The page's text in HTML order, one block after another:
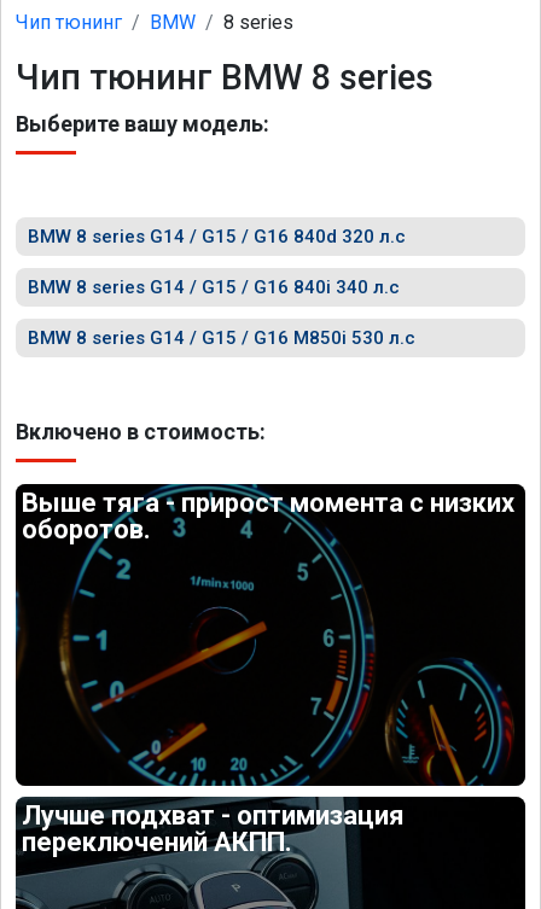
Чип тюнинг BMW 8 series
Чип тюнинг BMW 8 series
Выберите вашу модель:
BMW 8 series G14 / G15 / G16 840d 320 л.с
BMW 8 series G14 / G15 / G16 840i 340 л.с
BMW 8 series G14 / G15 / G16 M850i 530 л.с
Включено в стоимость:
Выше тяга - прирост момента с низких
оборотов.
Лучше подхват - оптимизация
переключений АКПП.